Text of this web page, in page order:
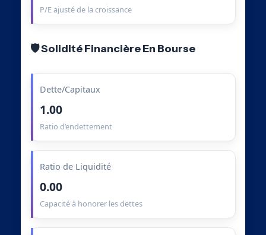
P/E ajusté de la croissance
🛡️ Solidité Financière En Bourse
Dette/Capitaux
1.00
Ratio d’endettement
Ratio de Liquidité
0.00
Capacité à honorer les dettes